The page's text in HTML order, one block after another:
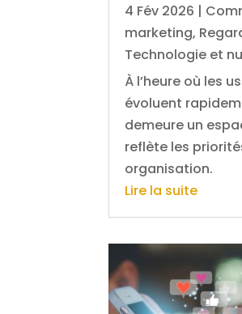
4 Fév 2026 |
marketing,
Technologie et
À l’heure où les
évoluent
demeure un
reflète les
organisation.
Lire la suite